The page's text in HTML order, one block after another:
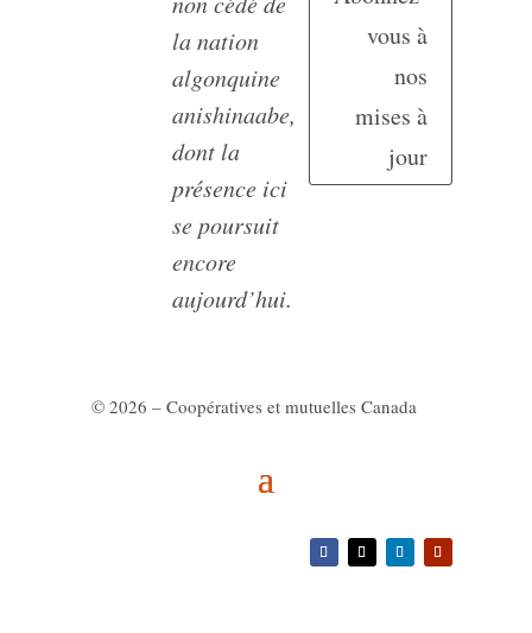
la nation
algonquine
anishinaabe,
dont la
présence ici
se poursuit
encore
aujourd’hui.
vous à
nos
mises à
jour
© 2026 – Coopératives et mutuelles Canada